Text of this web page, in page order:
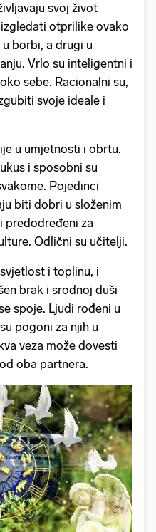
svoj život
otprilike ovako
borbi, a drugi u
Vrlo su inteligentni i
sebe. Racionalni su,
svoje ideale i
u umjetnosti i obrtu.
i sposobni su
Pojedinci
biti dobri u složenim
predodređeni za
Odlični su učitelji.
i toplinu, i
brak i srodnoj duši
spoje. Ljudi rođeni u
pogoni za njih u
veza može dovesti
oba partnera.